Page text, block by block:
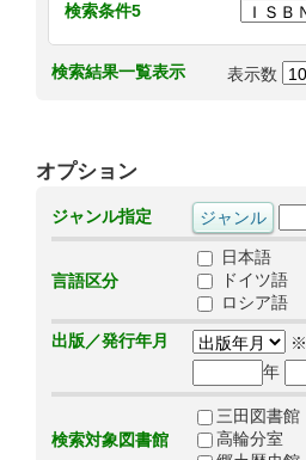
検索条件5
検索結果一覧表示 表示数
オプション
ジャンル指定
言語区分
日本語
ドイツ語
ロシア語
出版／発行年月
※
年
検索対象図書館
三田図書館
高輪分室